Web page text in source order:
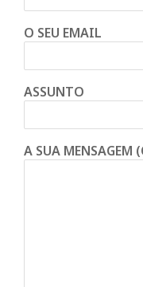
t
a
d
o
O SEU EMAIL
ASSUNTO
A SUA MENSAGEM